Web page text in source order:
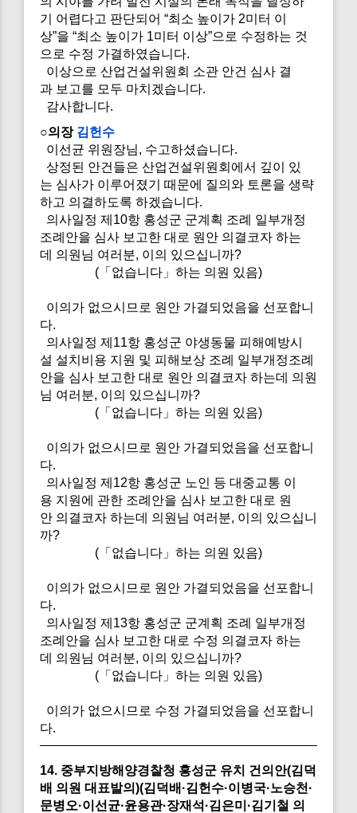
기 어렵다고 판단되어 “최소 높이가 2미터 이
상”을 “최소 높이가 1미터 이상”으로 수정하는 것
으로 수정 가결하였습니다.
이상으로 산업건설위원회 소관 안건 심사 결
과 보고를 모두 마치겠습니다.
감사합니다.
○의장 김헌수
이선균 위원장님, 수고하셨습니다.
상정된 안건들은 산업건설위원회에서 깊이 있
는 심사가 이루어졌기 때문에 질의와 토론을 생략
하고 의결하도록 하겠습니다.
의사일정 제10항 홍성군 군계획 조례 일부개정
조례안을 심사 보고한 대로 원안 의결코자 하는
데 의원님 여러분, 이의 있으십니까?
(「없습니다」하는 의원 있음)
이의가 없으시므로 원안 가결되었음을 선포합니
다.
의사일정 제11항 홍성군 야생동물 피해예방시
설 설치비용 지원 및 피해보상 조례 일부개정조례
안을 심사 보고한 대로 원안 의결코자 하는데 의원
님 여러분, 이의 있으십니까?
(「없습니다」하는 의원 있음)
이의가 없으시므로 원안 가결되었음을 선포합니
다.
의사일정 제12항 홍성군 노인 등 대중교통 이
용 지원에 관한 조례안을 심사 보고한 대로 원
안 의결코자 하는데 의원님 여러분, 이의 있으십니
까?
(「없습니다」하는 의원 있음)
이의가 없으시므로 원안 가결되었음을 선포합니
다.
의사일정 제13항 홍성군 군계획 조례 일부개정
조례안을 심사 보고한 대로 수정 의결코자 하는
데 의원님 여러분, 이의 있으십니까?
(「없습니다」하는 의원 있음)
이의가 없으시므로 수정 가결되었음을 선포합니
다.
14. 중부지방해양경찰청 홍성군 유치 건의안(김덕
배 의원 대표발의)(김덕배·김헌수·이병국·노승천·
문병오·이선균·윤용관·장재석·김은미·김기철 의